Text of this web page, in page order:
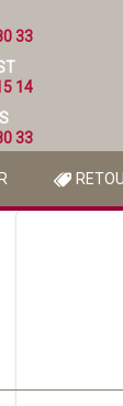
33
14
33